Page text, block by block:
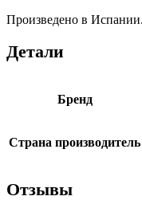
Произведено в Испании.
Детали
Бренд
Страна производитель
Отзывы